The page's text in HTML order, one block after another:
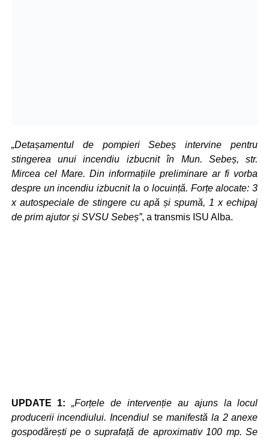
„Detașamentul de pompieri Sebeș intervine pentru
stingerea unui incendiu izbucnit în Mun. Sebeș, str.
Mircea cel Mare. Din informațiile preliminare ar fi vorba
despre un incendiu izbucnit la o locuință. Forțe alocate: 3
x autospeciale de stingere cu apă și spumă, 1 x echipaj
de prim ajutor și SVSU Sebeș”, a transmis ISU Alba.
UPDATE 1:
„Forțele de intervenție au ajuns la locul
producerii incendiului. Incendiul se manifestă la 2 anexe
gospodărești pe o suprafață de aproximativ 100 mp. Se